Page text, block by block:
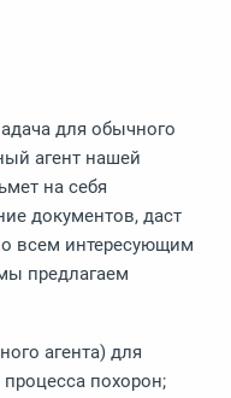
для обычного
агент нашей
на себя
документов, даст
всем интересующим
предлагаем
агента) для
похорон;